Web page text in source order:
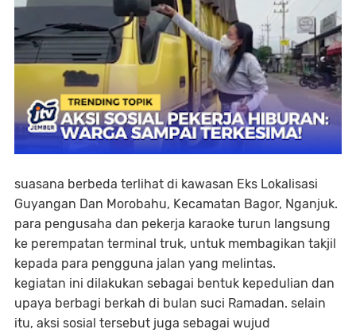
suasana berbeda terlihat di kawasan Eks Lokalisasi
Guyangan Dan Morobahu, Kecamatan Bagor, Nganjuk.
para pengusaha dan pekerja karaoke turun langsung
ke perempatan terminal truk, untuk membagikan takjil
kepada para pengguna jalan yang melintas.
kegiatan ini dilakukan sebagai bentuk kepedulian dan
upaya berbagi berkah di bulan suci Ramadan. selain
itu, aksi sosial tersebut juga sebagai wujud